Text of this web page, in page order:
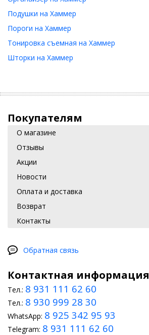
Подушки на Хаммер
Пороги на Хаммер
Тонировка съемная на Хаммер
Шторки на Хаммер
Покупателям
О магазине
Отзывы
Акции
Новости
Оплата и доставка
Возврат
Контакты
Обратная связь
Контактная информация
Тел.: 8 931 111 62 60
Тел.: 8 930 999 28 30
WhatsApp: 8 925 342 95 93
Telegram: 8 931 111 62 60